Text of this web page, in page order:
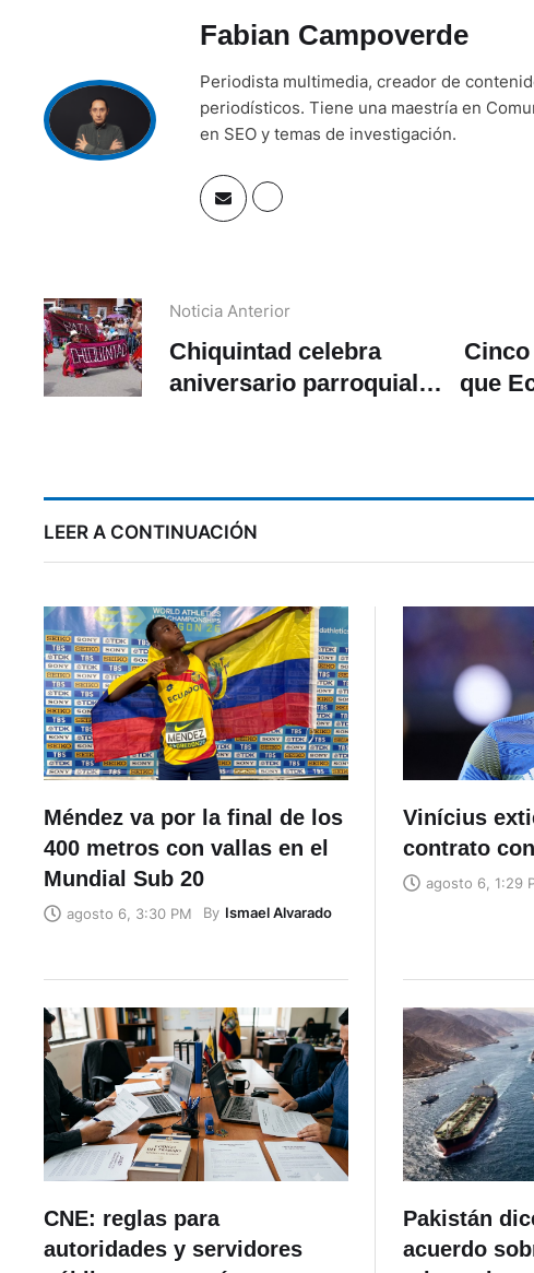
Fabian Campoverde
Periodista multimedia, creador de
periodísticos. Tiene una maestría en
en SEO y temas de investigación.
Noticia Anterior
Chiquintad celebra
aniversario parroquial
que
LEER A CONTINUACIÓN
Méndez va por la final de los
400 metros con vallas en el
Mundial Sub 20
agosto 6, 3:30 PM By Ismael Alvarado
Vinícius
contrato
agosto 6, 1:29
CNE: reglas para
autoridades y servidores
Pakistán
acuerdo